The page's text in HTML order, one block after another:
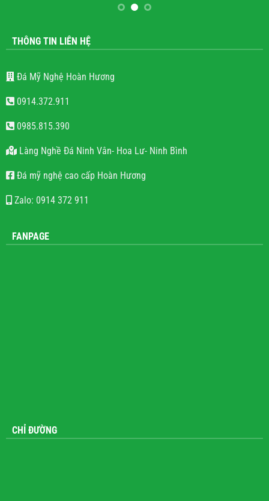
THÔNG TIN LIÊN HỆ
Đá Mỹ Nghệ Hoàn Hương
0914.372.911
0985.815.390
Làng Nghề Đá Ninh Vân- Hoa Lư- Ninh Bình
Đá mỹ nghệ cao cấp Hoàn Hương
Zalo: 0914 372 911
FANPAGE
CHỈ ĐƯỜNG